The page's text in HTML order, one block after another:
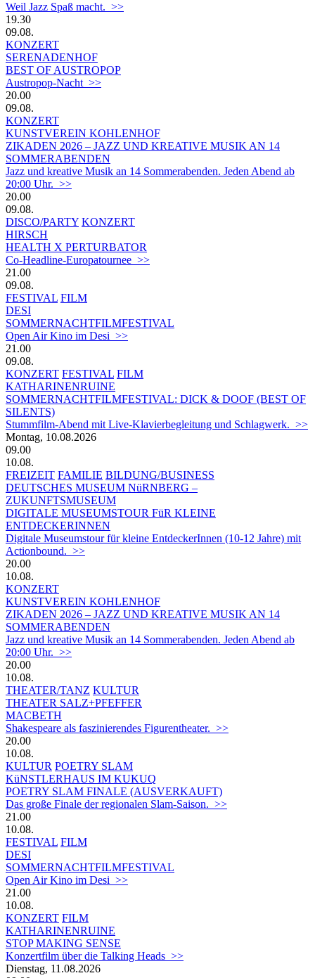
Weil Jazz Spaß macht. >>
19.30
09.08.
KONZERT
SERENADENHOF
BEST OF AUSTROPOP
Austropop-Nacht >>
20.00
09.08.
KONZERT
KUNSTVEREIN KOHLENHOF
ZIKADEN 2026 – JAZZ UND KREATIVE MUSIK AN 14
SOMMERABENDEN
Jazz und kreative Musik an 14 Sommerabenden. Jeden Abend ab
20:00 Uhr. >>
20.00
09.08.
DISCO/PARTY KONZERT
HIRSCH
HEALTH X PERTURBATOR
Co-Headline-Europatournee >>
21.00
09.08.
FESTIVAL FILM
DESI
SOMMERNACHTFILMFESTIVAL
Open Air Kino im Desi >>
21.00
09.08.
KONZERT FESTIVAL FILM
KATHARINENRUINE
SOMMERNACHTFILMFESTIVAL: DICK & DOOF (BEST OF
SILENTS)
Stummfilm-Abend mit Live-Klavierbegleitung und Schlagwerk. >>
Montag, 10.08.2026
09.00
10.08.
FREIZEIT FAMILIE BILDUNG/BUSINESS
DEUTSCHES MUSEUM NüRNBERG –
ZUKUNFTSMUSEUM
DIGITALE MUSEUMSTOUR FüR KLEINE
ENTDECKERINNEN
Digitale Museumstour für kleine EntdeckerInnen (10-12 Jahre) mit
Actionbound. >>
20.00
10.08.
KONZERT
KUNSTVEREIN KOHLENHOF
ZIKADEN 2026 – JAZZ UND KREATIVE MUSIK AN 14
SOMMERABENDEN
Jazz und kreative Musik an 14 Sommerabenden. Jeden Abend ab
20:00 Uhr. >>
20.00
10.08.
THEATER/TANZ KULTUR
THEATER SALZ+PFEFFER
MACBETH
Shakespeare als faszinierendes Figurentheater. >>
20.00
10.08.
KULTUR POETRY SLAM
KüNSTLERHAUS IM KUKUQ
POETRY SLAM FINALE (AUSVERKAUFT)
Das große Finale der regionalen Slam-Saison. >>
21.00
10.08.
FESTIVAL FILM
DESI
SOMMERNACHTFILMFESTIVAL
Open Air Kino im Desi >>
21.00
10.08.
KONZERT FILM
KATHARINENRUINE
STOP MAKING SENSE
Konzertfilm über die Talking Heads >>
Dienstag, 11.08.2026